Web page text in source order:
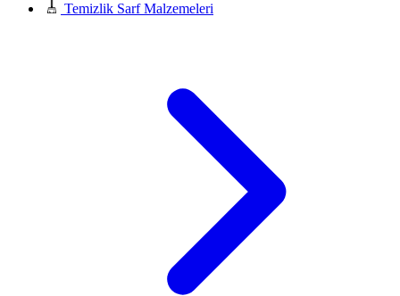
Temizlik Sarf Malzemeleri